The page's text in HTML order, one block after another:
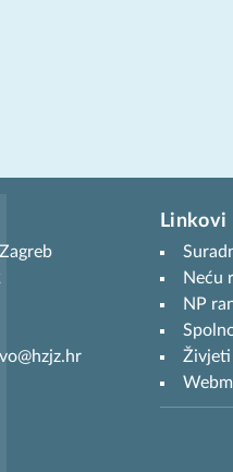
Linkovi
Neću
NP
Živjeti